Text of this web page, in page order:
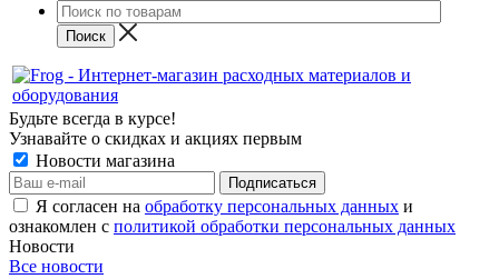
Будьте всегда в курсе!
Узнавайте о скидках и акциях первым
Новости магазина
Я согласен на обработку персональных данных и
ознакомлен с политикой обработки персональных данных
Новости
Все новости